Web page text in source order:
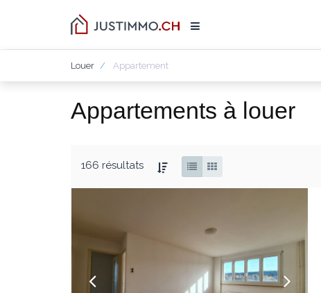
Louer Appartement
Appartements à louer
166 résultats